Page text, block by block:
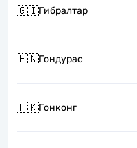
🇬🇮Гибралтар
🇭🇳Гондурас
🇭🇰Гонконг